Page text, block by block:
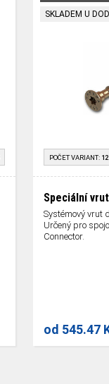
SKLADEM U
POČET VARIANT: 12
Speciální vrut
Systémový vrut
Určený pro
Connector.
od 545.47